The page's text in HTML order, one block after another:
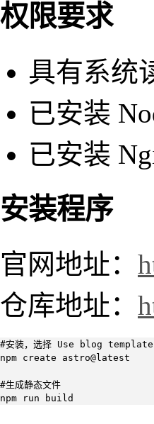
权限要求
具有系统
已安装
已安装
安装程序
官网地址：
仓库地址：
#安装，选择 Use blog template
npm create astro@latest
#生成静态文件
npm run build